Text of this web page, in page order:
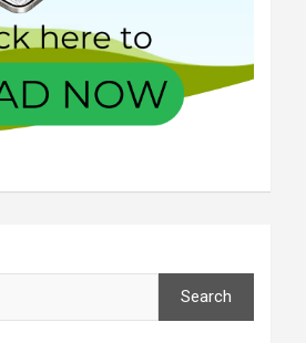
Search